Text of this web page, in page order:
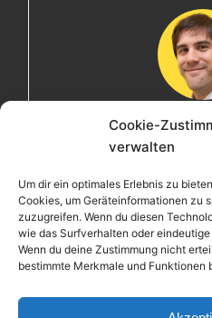
Cookie-
verwalten
Um dir ein optimales Erlebnis zu
Cookies, um Geräteinformationen zu
zuzugreifen. Wenn du diesen
wie das Surfverhalten oder
Wenn du deine Zustimmung nicht
bestimmte Merkmale und Funktionen
Herzlich willkommen! Ich
über 15 Jahren
Leidenschaften, Erlebnisse
dich ein, gemeinsam mit mir
zu